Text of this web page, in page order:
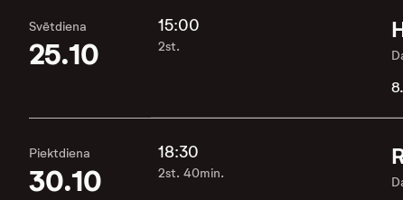
Svētdiena
25.10
15:00
2st.
Piektdiena
30.10
18:30
2st. 40min.